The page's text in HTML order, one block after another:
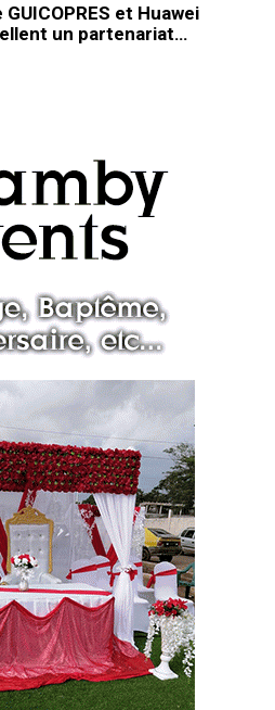
et Huawei
un partenariat…